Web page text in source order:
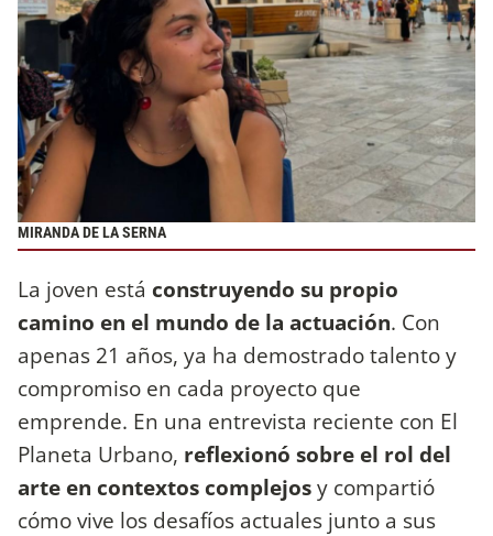
MIRANDA DE LA SERNA
La joven está construyendo su propio
camino en el mundo de la actuación. Con
apenas 21 años, ya ha demostrado talento y
compromiso en cada proyecto que
emprende. En una entrevista reciente con El
Planeta Urbano, reflexionó sobre el rol del
arte en contextos complejosy compartió
cómo vive los desafíos actuales junto a sus